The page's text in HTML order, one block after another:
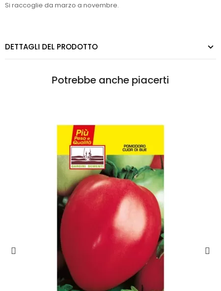
Si raccoglie da marzo a novembre.
DETTAGLI DEL PRODOTTO
Potrebbe anche piacerti